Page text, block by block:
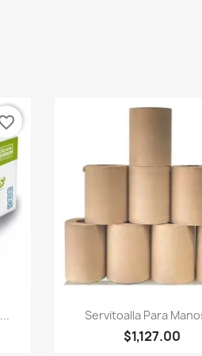
Vista rápida
Servitoalla Para
$1,127.00